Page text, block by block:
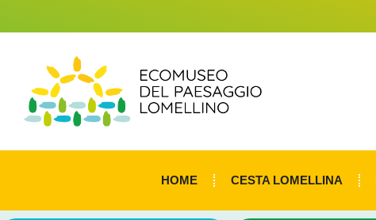
HOME CESTA LOMELLINA